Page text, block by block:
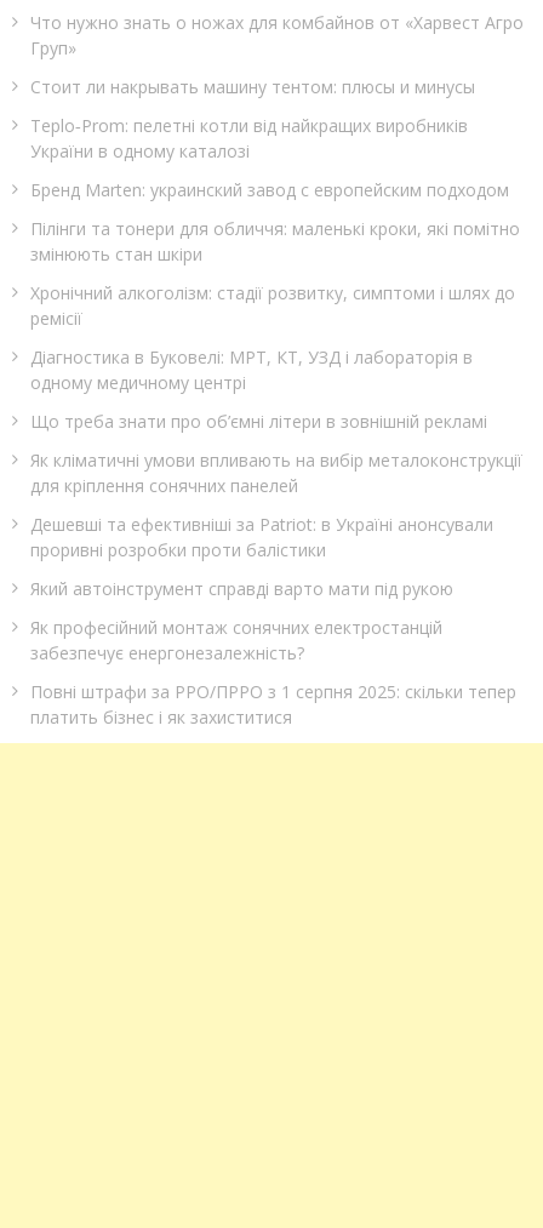
Что нужно знать о ножах для комбайнов от «Харвест Агро
Груп»
Стоит ли накрывать машину тентом: плюсы и минусы
Teplo‑Prom: пелетні котли від найкращих виробників
України в одному каталозі
Бренд Marten: украинский завод с европейским подходом
Пілінги та тонери для обличчя: маленькі кроки, які помітно
змінюють стан шкіри
Хронічний алкоголізм: стадії розвитку, симптоми і шлях до
ремісії
Діагностика в Буковелі: МРТ, КТ, УЗД і лабораторія в
одному медичному центрі
Що треба знати про об’ємні літери в зовнішній рекламі
Як кліматичні умови впливають на вибір металоконструкції
для кріплення сонячних панелей
Дешевші та ефективніші за Patriot: в Україні анонсували
проривні розробки проти балістики
Який автоінструмент справді варто мати під рукою
Як професійний монтаж сонячних електростанцій
забезпечує енергонезалежність?
Повні штрафи за РРО/ПРРО з 1 серпня 2025: скільки тепер
платить бізнес і як захиститися